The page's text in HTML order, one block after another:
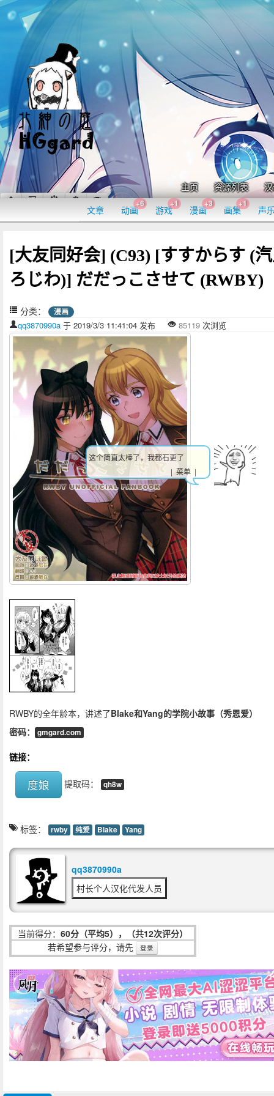
主页 资源列表
文章 动画
+6
游戏
+1
漫画
+3
画集
+1
声
[大友同好会] (C93) [すすからす (
ろじわ)] だだっこさせて (RWBY)
分类： 漫画
qq3870990a 于 2019/3/3 11:41:04 发布 85119 次浏览
RWBY的全年龄本，讲述了Blake和Yang的学院小故事（秀恩爱）
密码：
gmgard.com
链接：
度娘 提取码： qh8w
标签： rwby 纯爱 Blake Yang
qq3870990a
村长个人汉化代发人员
当前得分： 60分（平均5），（共12次评分）
若希望参与评分，请先
登录
这个简直太棒了，我都石更了
| 菜单 |